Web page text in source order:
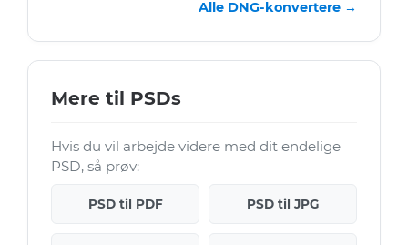
Alle DNG-konvertere →
Mere til PSDs
Hvis du vil arbejde videre med dit endelige
PSD, så prøv:
PSD til PDF PSD til JPG